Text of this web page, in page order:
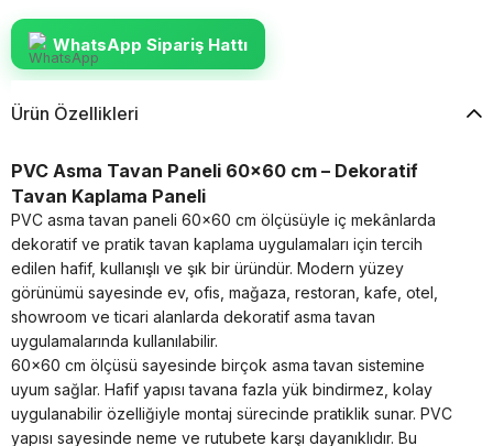
WhatsApp Sipariş Hattı
Ürün Özellikleri
PVC Asma Tavan Paneli 60x60 cm – Dekoratif
Tavan Kaplama Paneli
PVC asma tavan paneli 60x60 cm ölçüsüyle iç mekânlarda
dekoratif ve pratik tavan kaplama uygulamaları için tercih
edilen hafif, kullanışlı ve şık bir üründür. Modern yüzey
görünümü sayesinde ev, ofis, mağaza, restoran, kafe, otel,
showroom ve ticari alanlarda dekoratif asma tavan
uygulamalarında kullanılabilir.
60x60 cm ölçüsü sayesinde birçok asma tavan sistemine
uyum sağlar. Hafif yapısı tavana fazla yük bindirmez, kolay
uygulanabilir özelliğiyle montaj sürecinde pratiklik sunar. PVC
yapısı sayesinde neme ve rutubete karşı dayanıklıdır. Bu